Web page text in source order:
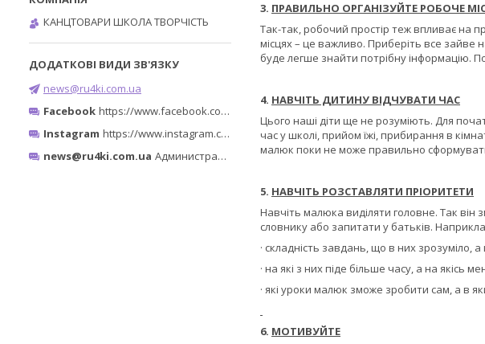
3. ПРАВИЛЬНО ОРГАНІЗУЙТЕ РОБОЧЕ
Так-так, робочий простір теж впливає на
місцях – це важливо. Приберіть все
буде легше знайти потрібну інформацію.
4. НАВЧІТЬ ДИТИНУ ВІДЧУВАТИ ЧАС
Цього наші діти ще не розуміють. Для
час у школі, прийом їжі, прибирання в
малюк поки не може правильно
5. НАВЧІТЬ РОЗСТАВЛЯТИ ПРІОРИТЕТИ
Навчіть малюка виділяти головне. Так
словнику або запитати у батьків.
· складність завдань, що в них зрозуміло,
· на які з них піде більше часу, а на якісь
· які уроки малюк зможе зробити сам, а в
6. МОТИВУЙТЕ
КАНЦТОВАРИ ШКОЛА ТВОРЧІСТЬ
news@ru4ki.com.ua
Facebook https://www.facebook.com/ru4ki.com.ua/
Instagram https://www.instagram.com/ruchki_ta_shtuchki/
news@ru4ki.com.ua Администратор